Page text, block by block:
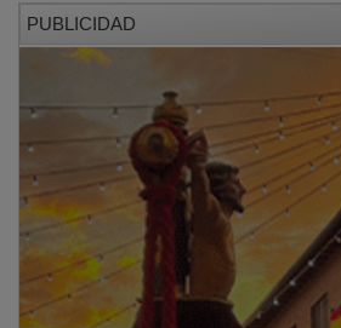
iglesia parroquial en la que se
de FIMUC, de portada gótico-
espléndido retablo, y la plaza
ejemplo de lo que podrá ver el
PUBLICIDAD
Arte Entre Gigantes